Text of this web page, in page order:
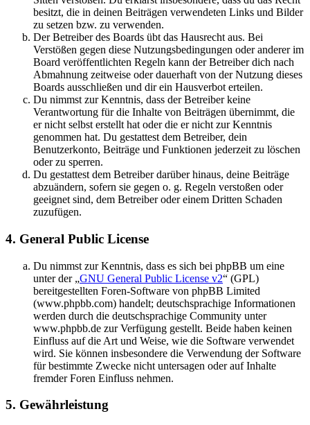
besitzt, die in deinen Beiträgen verwendeten Links und Bilder
zu setzen bzw. zu verwenden.
Der Betreiber des Boards übt das Hausrecht aus. Bei
Verstößen gegen diese Nutzungsbedingungen oder anderer im
Board veröffentlichten Regeln kann der Betreiber dich nach
Abmahnung zeitweise oder dauerhaft von der Nutzung dieses
Boards ausschließen und dir ein Hausverbot erteilen.
Du nimmst zur Kenntnis, dass der Betreiber keine
Verantwortung für die Inhalte von Beiträgen übernimmt, die
er nicht selbst erstellt hat oder die er nicht zur Kenntnis
genommen hat. Du gestattest dem Betreiber, dein
Benutzerkonto, Beiträge und Funktionen jederzeit zu löschen
oder zu sperren.
Du gestattest dem Betreiber darüber hinaus, deine Beiträge
abzuändern, sofern sie gegen o. g. Regeln verstoßen oder
geeignet sind, dem Betreiber oder einem Dritten Schaden
zuzufügen.
4. General Public License
Du nimmst zur Kenntnis, dass es sich bei phpBB um eine
unter der „GNU General Public License v2“ (GPL)
bereitgestellten Foren-Software von phpBB Limited
(www.phpbb.com) handelt; deutschsprachige Informationen
werden durch die deutschsprachige Community unter
www.phpbb.de zur Verfügung gestellt. Beide haben keinen
Einfluss auf die Art und Weise, wie die Software verwendet
wird. Sie können insbesondere die Verwendung der Software
für bestimmte Zwecke nicht untersagen oder auf Inhalte
fremder Foren Einfluss nehmen.
5. Gewährleistung